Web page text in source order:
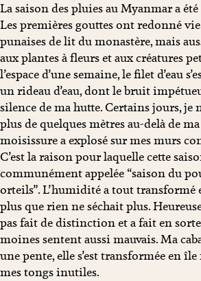
La saison des pluies au Myanmar a
Les premières gouttes ont redonné
punaises de lit du monastère, mais
aux plantes à fleurs et aux créatures
l’espace d’une semaine, le filet d’eau
un rideau d’eau, dont le bruit
silence de ma hutte. Certains jours, je
plus de quelques mètres au-delà de
moisissure a explosé sur mes murs
C’est la raison pour laquelle cette
communément appelée “saison du
orteils”. L’humidité a tout transformé
plus que rien ne séchait plus.
pas fait de distinction et a fait en
moines sentent aussi mauvais. Ma
une pente, elle s’est transformée en
mes tongs inutiles.